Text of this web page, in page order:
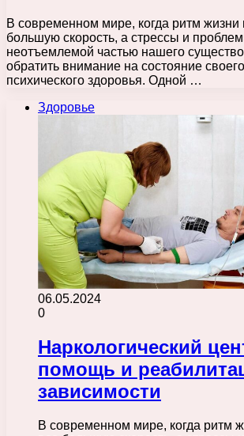
В современном мире, когда ритм жизни
большую скорость, а стрессы и
неотъемлемой частью нашего
обратить внимание на состояние
психического здоровья. Одной …
Здоровье
06.05.2024
0
Наркологический
помощь и
зависимости
В современном мире, когда ритм